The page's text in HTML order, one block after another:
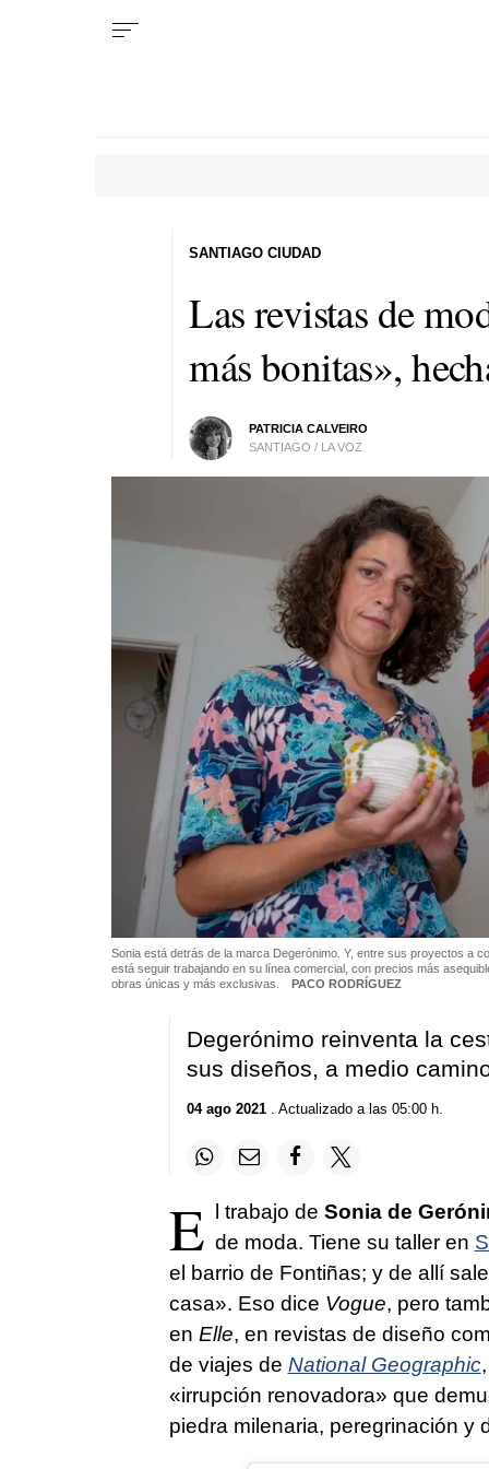
Las revistas de
más bonitas»,
PATRICIA CALVEIRO
SANTIAGO / LA VOZ
SANTIAGO CIUDAD
Sonia está detrás de la marca Degerónimo. Y, entre sus proyectos a
está seguir trabajando en su línea comercial, con precios más
obras únicas y más exclusivas.
PACO RODRÍGUEZ
Degerónimo reinventa la
sus diseños, a medio
04 ago 2021. Actualizado a las 05:00 h.
E l trabajo de Sonia de
de moda. Tiene su taller en
el barrio de Fontiñas; y de allí
casa». Eso dice Vogue, pero
en Elle, en revistas de diseño
de viajes de National Geographic
«irrupción renovadora» que
piedra milenaria, peregrinación y